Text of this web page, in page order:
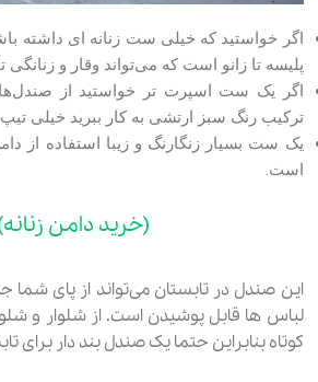
اگر خواستید که خیلی ست زنانه ای داشته
پلیسه تا زانو است که می‌تواند وقار و زنانگی
اگر یک ست اسپرت تر خواستید از
ترکیب رنگ سبز ارتشی به کار ببرید خیلی
یک ست بسیار زنگارنگ و زیبا استفاده از
است.
(خرید دامن
این صندل در تابستان می‌تواند از پای شما
لباس ها قابل پوشیدن است. از شلوار و
کوتاه بنابراین حتما یک صندل بند دار برای